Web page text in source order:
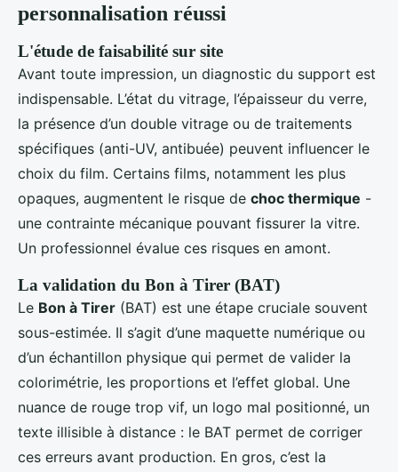
personnalisation réussi
L'étude de faisabilité sur site
Avant toute impression, un diagnostic du support est
indispensable. L’état du vitrage, l’épaisseur du verre,
la présence d’un double vitrage ou de traitements
spécifiques (anti-UV, antibuée) peuvent influencer le
choix du film. Certains films, notamment les plus
opaques, augmentent le risque de choc thermique -
une contrainte mécanique pouvant fissurer la vitre.
Un professionnel évalue ces risques en amont.
La validation du Bon à Tirer (BAT)
Le Bon à Tirer (BAT) est une étape cruciale souvent
sous-estimée. Il s’agit d’une maquette numérique ou
d’un échantillon physique qui permet de valider la
colorimétrie, les proportions et l’effet global. Une
nuance de rouge trop vif, un logo mal positionné, un
texte illisible à distance : le BAT permet de corriger
ces erreurs avant production. En gros, c’est la